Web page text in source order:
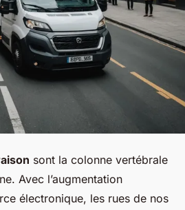
sont la colonne vertébrale
Avec l’augmentation
électronique, les rues de nos